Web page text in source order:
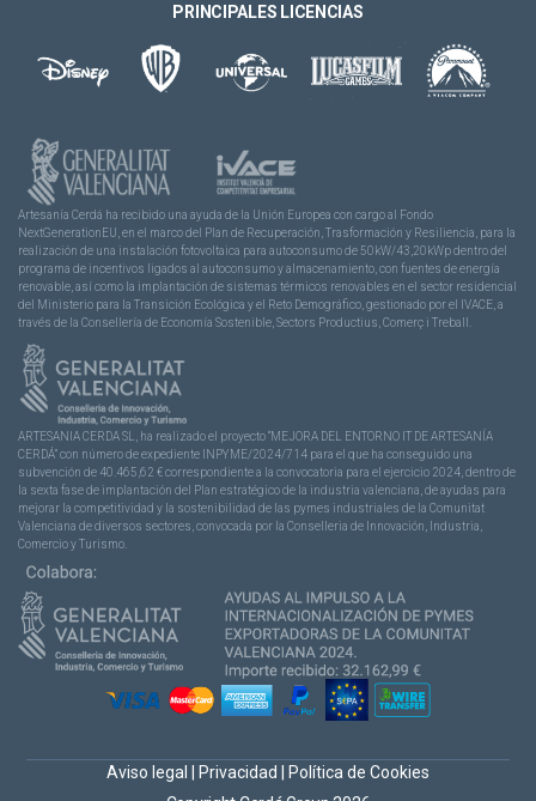
PRINCIPALES LICENCIAS
Artesanía Cerdá ha recibido una ayuda de la Unión Europea con cargo al Fondo
NextGenerationEU, en el marco del Plan de Recuperación, Trasformación y Resiliencia, para la
realización de una instalación fotovoltaica para autoconsumo de 50kW/43,20kWp dentro del
programa de incentivos ligados al autoconsumo y almacenamiento, con fuentes de energía
renovable, así como la implantación de sistemas térmicos renovables en el sector residencial
del Ministerio para la Transición Ecológica y el Reto Demográfico, gestionado por el IVACE, a
través de la Consellería de Economía Sostenible, Sectors Productius, Comerç i Treball.
ARTESANIA CERDA SL, ha realizado el proyecto “MEJORA DEL ENTORNO IT DE ARTESANÍA
CERDÁ” con número de expediente INPYME/2024/714 para el que ha conseguido una
subvención de 40.465,62 € correspondiente a la convocatoria para el ejercicio 2024, dentro de
la sexta fase de implantación del Plan estratégico de la industria valenciana, de ayudas para
mejorar la competitividad y la sostenibilidad de las pymes industriales de la Comunitat
Valenciana de diversos sectores, convocada por la Conselleria de Innovación, Industria,
Comercio y Turismo.
Aviso legal Privacidad Política de Cookies